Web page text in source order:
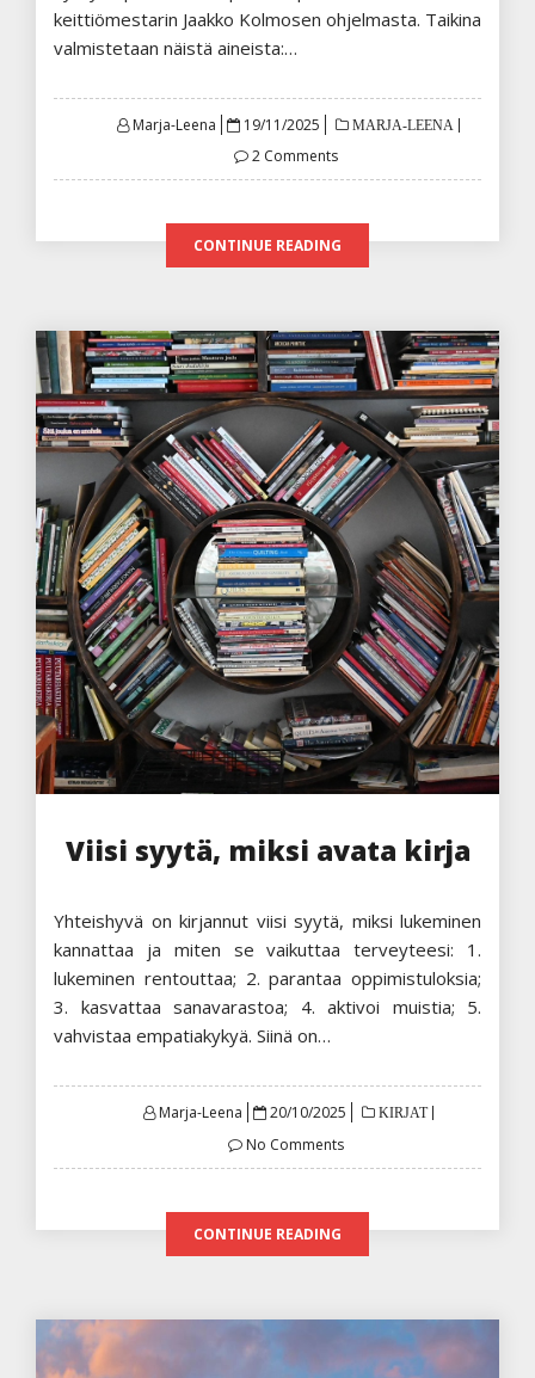
keittiömestarin Jaakko Kolmosen ohjelmasta. Taikina
valmistetaan näistä aineista:…
Marja-Leena
Posted
19/11/2025 MARJA-LEENA
2 Comments
CONTINUE READING
Viisi syytä, miksi avata kirja
Yhteishyvä on kirjannut viisi syytä, miksi lukeminen
kannattaa ja miten se vaikuttaa terveyteesi: 1.
lukeminen rentouttaa; 2. parantaa oppimistuloksia;
3. kasvattaa sanavarastoa; 4. aktivoi muistia; 5.
vahvistaa empatiakykyä. Siinä on…
Marja-Leena
Posted
20/10/2025 KIRJAT
No Comments
CONTINUE READING